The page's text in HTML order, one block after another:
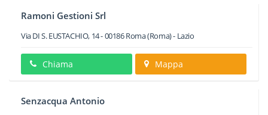
Ramoni Gestioni Srl
Via DI S. EUSTACHIO, 14-00186Roma(Roma) - Lazio
Chiama Mappa
Senzacqua Antonio